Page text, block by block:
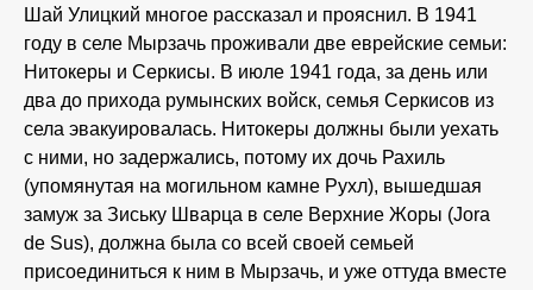
Шай Улицкий многое рассказал и прояснил. В 1941
году в селе Мырзачь проживали две еврейские семьи:
Нитокеры и Серкисы. В июле 1941 года, за день или
два до прихода румынских войск, семья Серкисов из
села эвакуировалась. Нитокеры должны были уехать
с ними, но задержались, потому их дочь Рахиль
(упомянутая на могильном камне Рухл), вышедшая
замуж за Зиську Шварца в селе Верхние Жоры (Jora
de Sus), должна была со всей своей семьей
присоединиться к ним в Мырзачь, и уже оттуда вместе